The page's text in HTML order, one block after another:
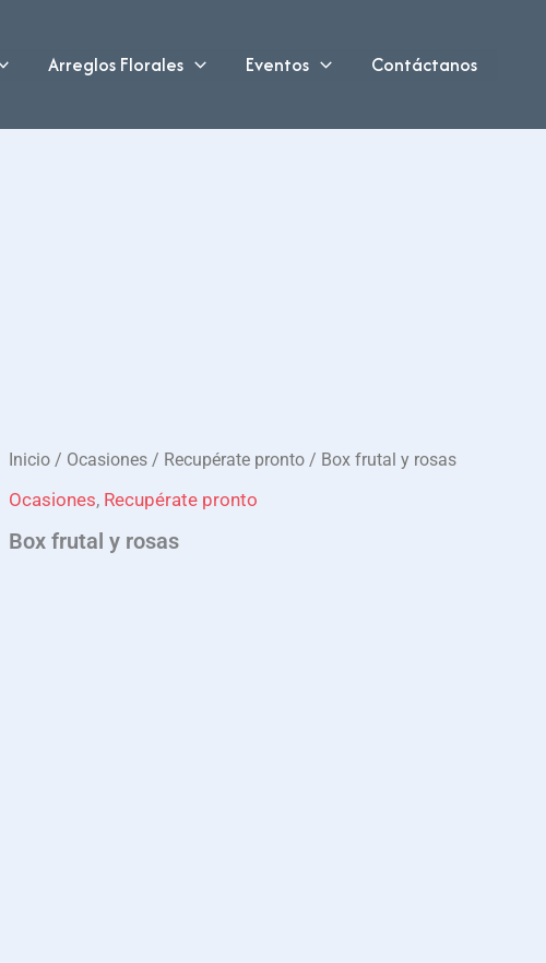
Arreglos Florales Eventos Contáctanos
Inicio / Ocasiones / Recupérate pronto / Box frutal y rosas
Ocasiones, Recupérate pronto
Box frutal y rosas